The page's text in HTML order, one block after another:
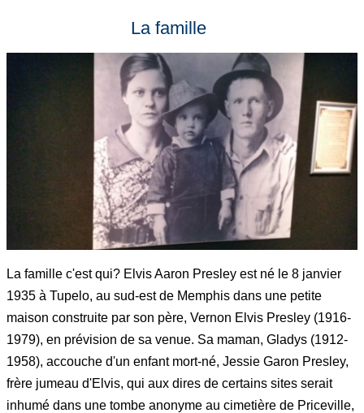
La famille
La famille c'est qui? Elvis Aaron Presley est né le 8 janvier
1935 à Tupelo, au sud-est de Memphis dans une petite
maison construite par son père, Vernon Elvis Presley (1916-
1979), en prévision de sa venue. Sa maman, Gladys (1912-
1958), accouche d'un enfant mort-né, Jessie Garon Presley,
frère jumeau d'Elvis, qui aux dires de certains sites serait
inhumé dans une tombe anonyme au cimetière de Priceville,